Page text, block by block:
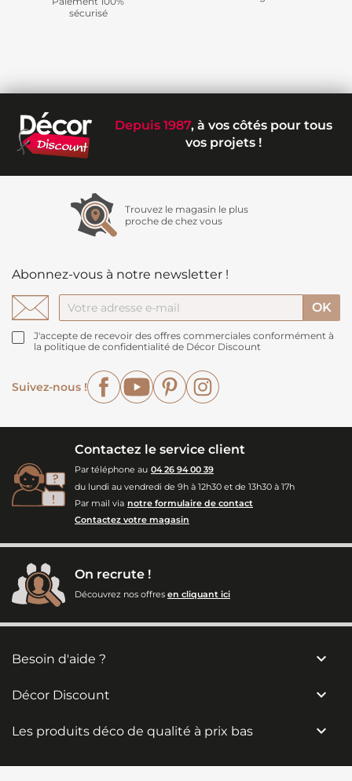
sécurisé
Depuis 1987, à vos côtés pour tous
vos projets !
Trouvez le magasin le plus
proche de chez vous
Abonnez-vous à notre newsletter !
J'accepte de recevoir des offres commerciales conformément à
la politique de confidentialité de Décor Discount
Suivez-nous !
FacebookYouTubePinterest
Contactez le service client
Par téléphone au 04 26 94 00 39
du lundi au vendredi de 9h à 12h30 et de 13h30 à 17h
Par mail via notre formulaire de contact
Contactez votre magasin
On recrute !
Découvrez nos offres en cliquant ici
Besoin d'aide ? 
Décor Discount 
Les produits déco de qualité à prix bas 